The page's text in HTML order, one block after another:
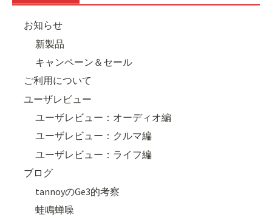
お知らせ
新製品
キャンペーン＆セール
ご利用について
ユーザレビュー
ユーザレビュー：オーディオ編
ユーザレビュー：クルマ編
ユーザレビュー：ライフ編
ブログ
tannoyのGe3的考察
蛙鳴蝉噪